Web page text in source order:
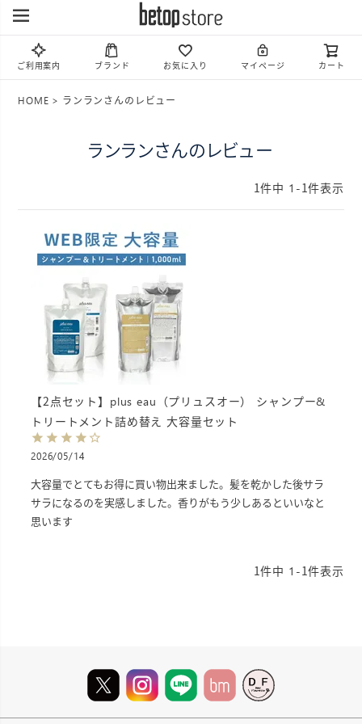
ご利用案内 ブランド お気に入り マイページ カート
HOME ランランさんのレビュー
ランランさんのレビュー
1件中 1 -1件表示
【2点セット】plus eau（プリュスオー） シャンプー&
トリートメント詰め替え 大容量セット
2026/05/14
大容量でとてもお得に買い物出来ました。髪を乾かした後サラ
サラになるのを実感しました。香りがもう少しあるといいなと
思います
1件中 1 -1件表示